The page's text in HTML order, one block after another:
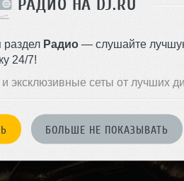
РАДИО НА DJ.RU
раздел Радио — слушайте
24/7!
эксклюзивные сеты от лучших
БОЛЬШЕ НЕ ПОКАЗЫВАТЬ